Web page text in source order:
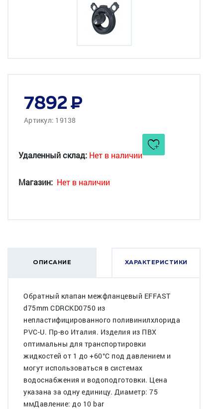
7892
Артикул: 19138
Удаленный склад: Нет в наличии
Магазин: Нет в наличии
ОПИСАНИЕ ХАРАКТЕРИСТИКИ
Обратный клапан межфланцевый EFFAST
d75mm CDRCKD0750 из
непластифицированного поливинилхлорида
PVC-U. Пр-во Италия. Изделия из ПВХ
оптимальны для транспортировки
жидкостей от 1 до +60°C под давлением и
могут использоваться в системах
водоснабжения и водоподготовки. Цена
указана за одну единицу. Диаметр: 75
ммДавление: до 10 bar